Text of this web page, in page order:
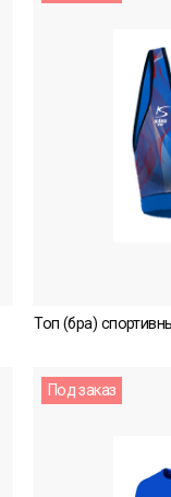
Топ (бра)
Под заказ